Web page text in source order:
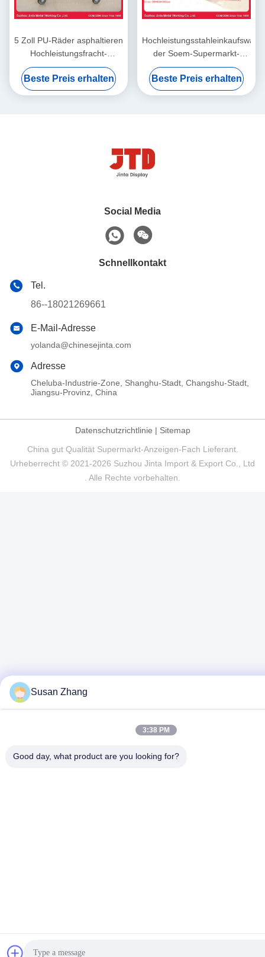
5 Zoll PU-Räder asphaltieren
Hochleistungsfracht-
Laufkatze der
Einkaufslaufkatzen-240L
Beste Preis erhalten
der Soem-Supermarkt-
Einkaufszentrum-
Laufkatzen-180L
Beste Preis erhalten
Social Media
Schnellkontakt
Tel.
86--18021269661
E-Mail-Adresse
yolanda@chinesejinta.com
Adresse
Cheluba-Industrie-Zone, Shanghu-Stadt, Changshu-Stadt,
Jiangsu-Provinz, China
Datenschutzrichtlinie | Sitemap
China gut Qualität Supermarkt-Anzeigen-Fach Lieferant.
Urheberrecht © 2021-2026 Suzhou Jinta Import & Export Co., Ltd
. Alle Rechte vorbehalten.
Susan Zhang
3:38 PM
Good day, what product are you looking for?